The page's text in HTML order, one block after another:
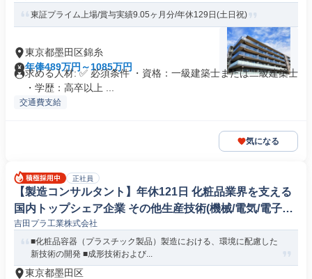
東証プライム上場/賞与実績9.05ヶ月分/年休129日(土日祝)
東京都墨田区錦糸
年俸489万円～1085万円
求める人材: ✅ 必須条件 ・資格：一級建築士または二級建築士
・学歴：高卒以上 ...
交通費支給
気になる
正社員
【製造コンサルタント】年休121日 化粧品業界を支える
国内トップシェア企業 その他生産技術(機械/電気/電子製
品専門職)
吉田プラ工業株式会社
■化粧品容器（プラスチック製品）製造における、環境に配慮した
新技術の開発 ■成形技術および...
東京都墨田区